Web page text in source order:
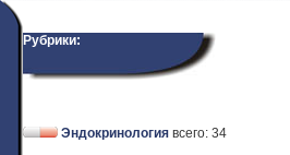
Рубрики:
Эндокринология всего: 34